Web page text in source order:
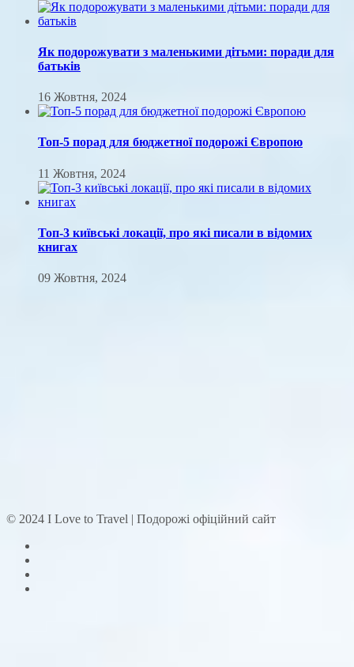
Як подорожувати з маленькими дітьми: поради для
батьків
16 Жовтня, 2024
Топ-5 порад для бюджетної подорожі Європою
11 Жовтня, 2024
Топ-3 київські локації, про які писали в відомих
книгах
09 Жовтня, 2024
© 2024 I Love to Travel | Подорожі офіційний сайт